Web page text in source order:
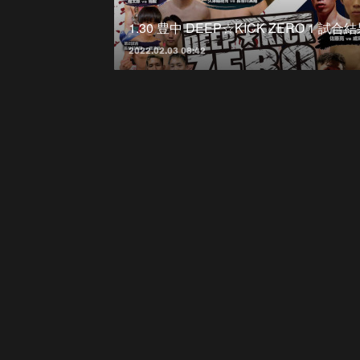
1.30 豊中 DEEP☆KICK ZERO 1 試合結
2022.02.03 08:42